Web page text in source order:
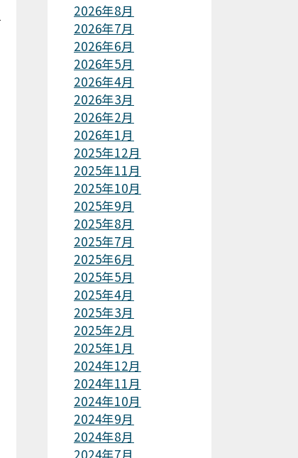
2026年8月
2026年7月
2026年6月
2026年5月
2026年4月
2026年3月
2026年2月
2026年1月
2025年12月
2025年11月
2025年10月
2025年9月
2025年8月
2025年7月
2025年6月
2025年5月
2025年4月
2025年3月
2025年2月
2025年1月
2024年12月
2024年11月
2024年10月
2024年9月
2024年8月
2024年7月